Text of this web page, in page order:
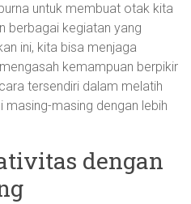
untuk membuat otak kita
berbagai kegiatan yang
ini, kita bisa menjaga
kemampuan berpikir
tersendiri dalam melatih
masing dengan lebih
dengan